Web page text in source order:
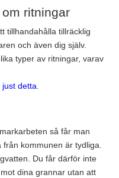
ritningar
tillhandahålla tillräcklig
och även dig själv.
typer av ritningar, varav
just detta.
så får man
kommunen är tydliga.
Du får därför inte
dina grannar utan att